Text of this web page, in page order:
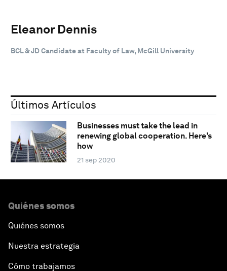
Eleanor Dennis
BCL & JD Candidate at Faculty of Law, McGill University
Últimos Artículos
Businesses must take the lead in
renewing global cooperation. Here's
how
21 sep 2020
Quiénes somos
Quiénes somos
Nuestra estrategia
Cómo trabajamos